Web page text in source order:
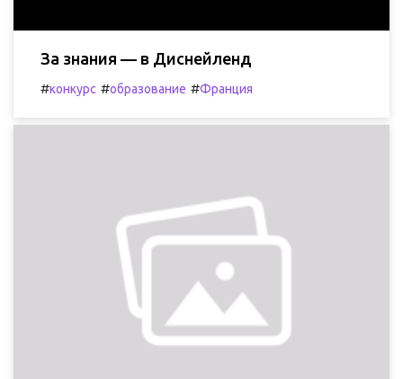
За знания — в Диснейленд
#конкурс #образование #Франция